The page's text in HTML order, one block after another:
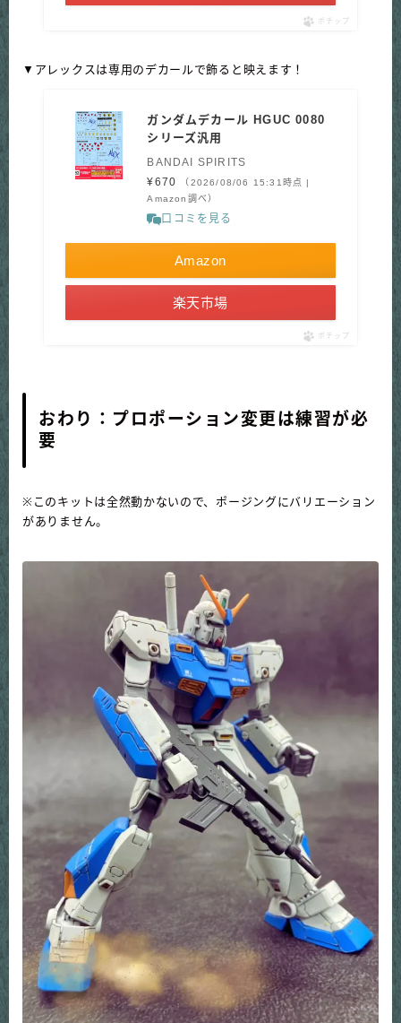
ポチップ
▼アレックスは専用のデカールで飾ると映えます！
ガンダムデカール HGUC 0080
シリーズ汎用
BANDAI SPIRITS
¥670
（2026/08/06 15:31時点 |
Amazon調べ）
口コミを見る
Amazon
楽天市場
ポチップ
おわり：プロポーション変更は練習が必
要
※このキットは全然動かないので、ポージングにバリエーション
がありません。